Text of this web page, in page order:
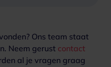
Ons team staat
Neem gerust contact
al je vragen graag